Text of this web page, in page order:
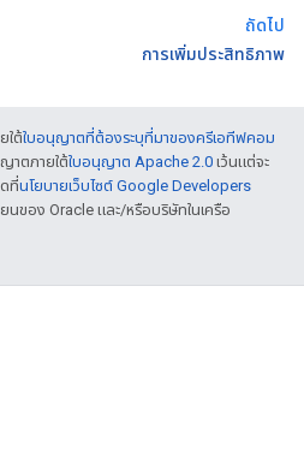
ถัดไป
การเพิ่มประสิทธิภาพ
ใต้ใบอนุญาตที่ต้องระบุที่มาของครีเอทีฟคอม
าตภายใต้ใบอนุญาต Apache 2.0 เว้นแต่จะ
ที่นโยบายเว็บไซต์ Google Developers
นของ Oracle และ/หรือบริษัทในเครือ